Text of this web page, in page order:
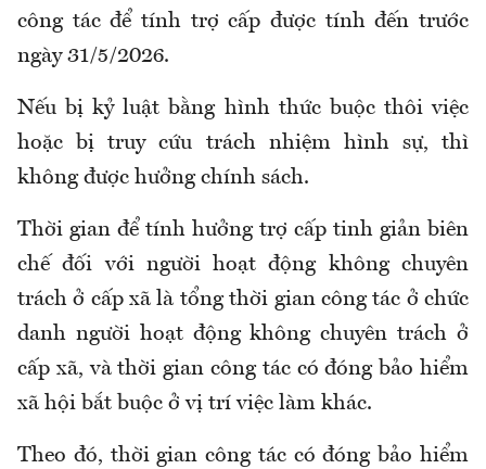
công tác để tính trợ cấp được tính đến trước
ngày 31/5/2026.
Nếu bị kỷ luật bằng hình thức buộc thôi việc
hoặc bị truy cứu trách nhiệm hình sự, thì
không được hưởng chính sách.
Thời gian để tính hưởng trợ cấp tinh giản biên
chế đối với người hoạt động không chuyên
trách ở cấp xã là tổng thời gian công tác ở chức
danh người hoạt động không chuyên trách ở
cấp xã, và thời gian công tác có đóng bảo hiểm
xã hội bắt buộc ở vị trí việc làm khác.
Theo đó, thời gian công tác có đóng bảo hiểm